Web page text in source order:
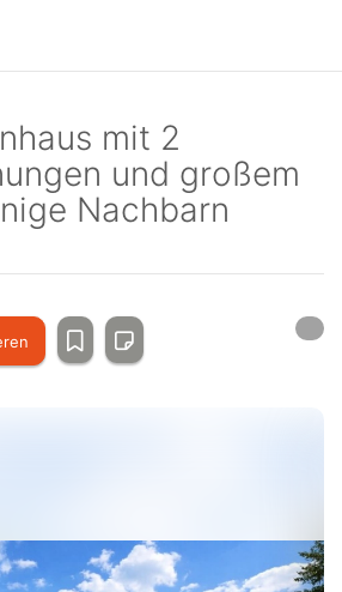
mit 2
und großem
Nachbarn